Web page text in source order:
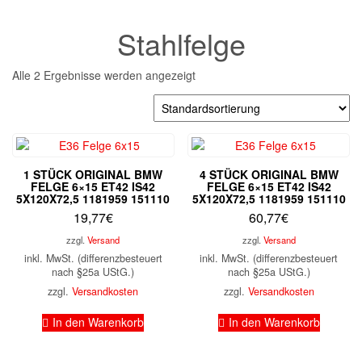
Stahlfelge
Alle 2 Ergebnisse werden angezeigt
1 STÜCK ORIGINAL BMW
FELGE 6×15 ET42 IS42
5X120X72,5 1181959 151110
19,77€
zzgl.Versand
inkl. MwSt. (differenzbesteuert
nach §25a UStG.)
zzgl.Versandkosten
In den Warenkorb
4 STÜCK ORIGINAL BMW
FELGE 6×15 ET42 IS42
5X120X72,5 1181959 151110
60,77€
zzgl. Versand
inkl. MwSt. (differenzbesteuert
nach §25a UStG.)
zzgl. Versandkosten
In den Warenkorb